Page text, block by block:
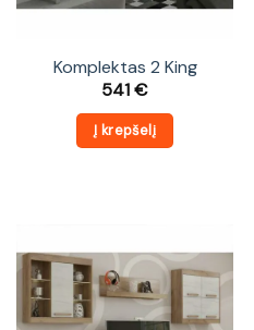
Komplektas 2 King
541€
Į krepšelį